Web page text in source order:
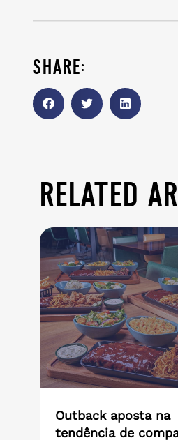
share:
related
Outback aposta na
tendência de